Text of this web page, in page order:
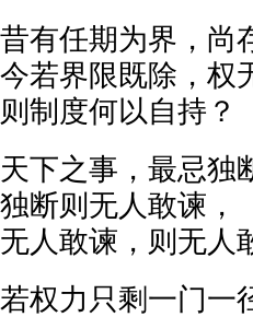
昔有任期为界，尚
今若界限既除，权
则制度何以自持？
天下之事，最忌独
独断则无人敢谏，
无人敢谏，则无人
若权力只剩一门一